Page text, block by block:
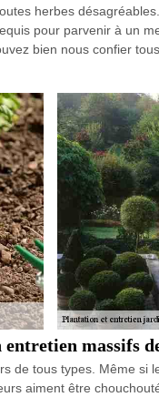
herbes
pour parvenir à un
bien nous confier
massifs
de tous types. Même si
aiment être